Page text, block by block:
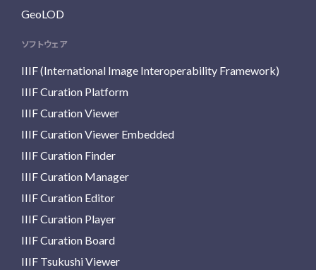
GeoLOD
ソフトウェア
IIIF (International Image Interoperability Framework)
IIIF Curation Platform
IIIF Curation Viewer
IIIF Curation Viewer Embedded
IIIF Curation Finder
IIIF Curation Manager
IIIF Curation Editor
IIIF Curation Player
IIIF Curation Board
IIIF Tsukushi Viewer